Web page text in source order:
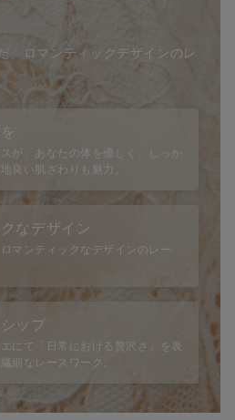
ど幅広いアイテムを展開する人気
セラブラシリーズ「Elena（エレ
きれいな形のバストを演出し、安
をサポート。
見せるブラ」としてジャケットや
レースを使用
節可）
います。
ください。
イズを着用
用はもちろん、ファッションアイ
ツの下に見せるように着けたり、
せるように着けたりするのもおす
、ロマンティックデザインのレ
が、あなたの体を優しく、しっか
良い肌ざわりも魅力。
なデザイン
マンティックなデザインのレー
ップ
にて「日常における贅沢さ」を表
細なレースワーク。